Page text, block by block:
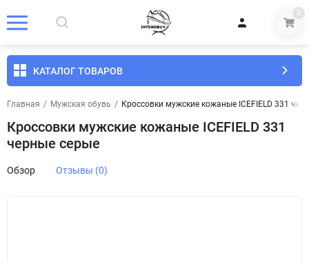
0
КАТАЛОГ ТОВАРОВ
Главная / Мужская обувь / Кроссовки мужские кожаные ICEFIELD 331
Кроссовки мужские кожаные ICEFIELD 331
черные серые
Обзор Отзывы (0)